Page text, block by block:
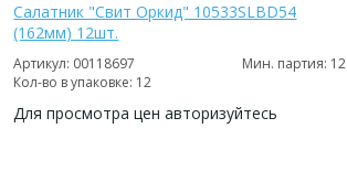
Салатник "Свит Оркид" 10533SLBD54
(162мм) 12шт.
Артикул: 00118697
Мин. партия: 12
Кол-во в упаковке: 12
Для просмотра цен авторизуйтесь